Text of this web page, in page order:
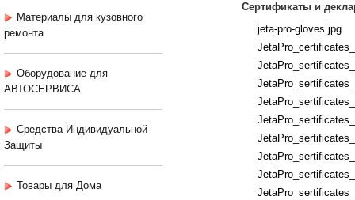
Материалы для кузовного
ремонта
Оборудование для
АВТОСЕРВИСА
Средства Индивидуальной
Защиты
Товары для Дома
Сертификаты и
jeta-pro-gloves.jpg